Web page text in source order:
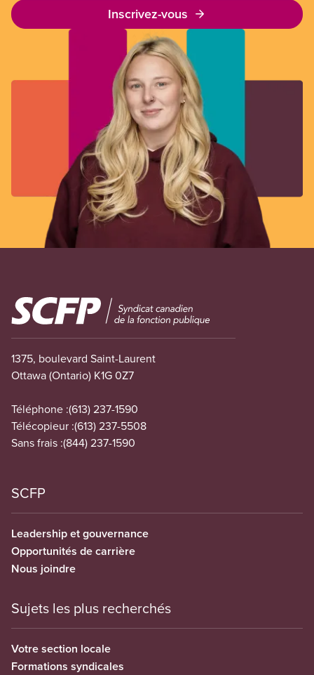
Inscrivez-vous
Image
1375, boulevard Saint-Laurent
Ottawa (Ontario) K1G 0Z7
Téléphone :(613) 237-1590
Télécopieur :(613) 237-5508
Sans frais :(844) 237-1590
SCFP
Leadership et gouvernance
Opportunités de carrière
Nous joindre
Sujets les plus recherchés
Votre section locale
Formations syndicales